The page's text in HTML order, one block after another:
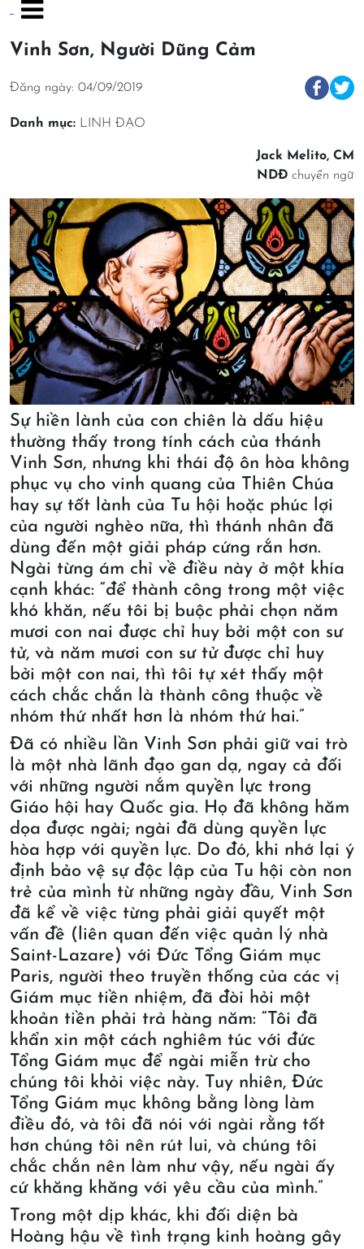
Vinh Sơn, Người Dũng Cảm
Đăng ngày: 04/09/2019
Danh mục: LINH ĐẠO
Jack Melito, CM
NDĐ chuyển ngữ
Sự hiền lành của con chiên là dấu hiệu
thường thấy trong tính cách của thánh
Vinh Sơn, nhưng khi thái độ ôn hòa không
phục vụ cho vinh quang của Thiên Chúa
hay sự tốt lành của Tu hội hoặc phúc lợi
của người nghèo nữa, thì thánh nhân đã
dùng đến một giải pháp cứng rắn hơn.
Ngài từng ám chỉ về điều này ở một khía
cạnh khác: “để thành công trong một việc
khó khăn, nếu tôi bị buộc phải chọn năm
mươi con nai được chỉ huy bởi một con sư
tử, và năm mươi con sư tử được chỉ huy
bởi một con nai, thì tôi tự xét thấy một
cách chắc chắn là thành công thuộc về
nhóm thứ nhất hơn là nhóm thứ hai.”
Đã có nhiều lần Vinh Sơn phải giữ vai trò
là một nhà lãnh đạo gan dạ, ngay cả đối
với những người nắm quyền lực trong
Giáo hội hay Quốc gia. Họ đã không hăm
dọa được ngài; ngài đã dùng quyền lực
hòa hợp với quyền lực. Do đó, khi nhớ lại ý
định bảo vệ sự độc lập của Tu hội còn non
trẻ của mình từ những ngày đầu, Vinh Sơn
đã kể về việc từng phải giải quyết một
vấn đề (liên quan đến việc quản lý nhà
Saint-Lazare) với Đức Tổng Giám mục
Paris, người theo truyền thống của các vị
Giám mục tiền nhiệm, đã đòi hỏi một
khoản tiền phải trả hàng năm: “Tôi đã
khẩn xin một cách nghiêm túc với đức
Tổng Giám mục để ngài miễn trừ cho
chúng tôi khỏi việc này. Tuy nhiên, Đức
Tổng Giám mục không bằng lòng làm
điều đó, và tôi đã nói với ngài rằng tốt
hơn chúng tôi nên rút lui, và chúng tôi
chắc chắn nên làm như vậy, nếu ngài ấy
cứ khăng khăng với yêu cầu của mình.”
Trong một dịp khác, khi đối diện bà
Hoàng hậu về tình trạng kinh hoàng gây